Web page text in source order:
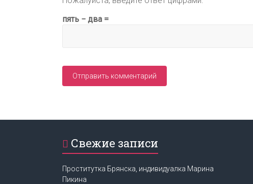
пять − два =
Свежие записи
Проститутка Брянска, индивидуалка Марина
Пикина